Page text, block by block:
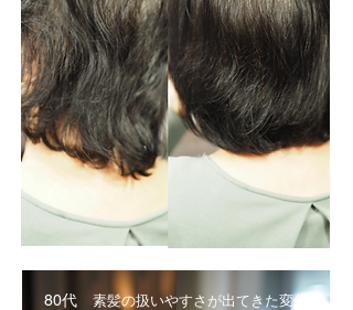
80代 素髪の扱いやすさが出てきた変化